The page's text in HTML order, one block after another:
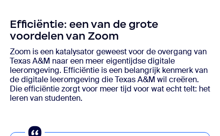
Efficiëntie: een van de grote
voordelen van Zoom
Zoom is een katalysator geweest voor de overgang van
Texas A&M naar een meer eigentijdse digitale
leeromgeving. Efficiëntie is een belangrijk kenmerk van
de digitale leeromgeving die Texas A&M wil creëren.
Die efficiëntie zorgt voor meer tijd voor wat echt telt: het
leren van studenten.